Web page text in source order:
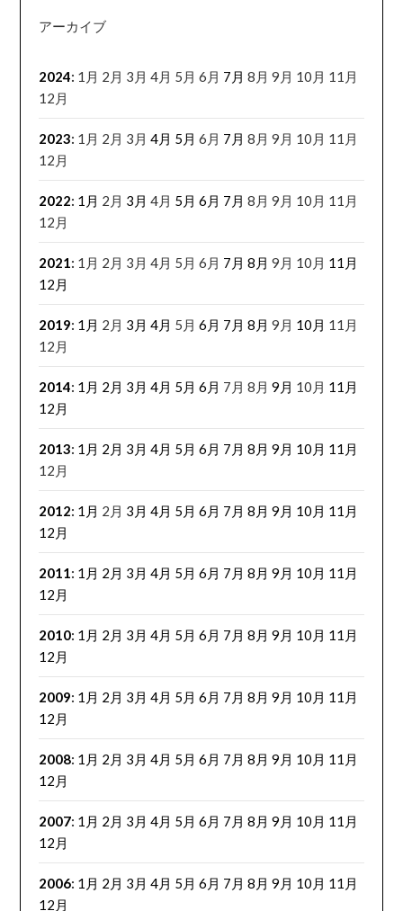
アーカイブ
2024: 1月 2月 3月 4月 5月 6月 7月 8月 9月 10月 11月
12月
2023: 1月 2月 3月 4月 5月 6月 7月 8月 9月 10月 11月
12月
2022: 1月 2月 3月 4月 5月 6月 7月 8月 9月 10月 11月
12月
2021: 1月 2月 3月 4月 5月 6月 7月 8月 9月 10月 11月
12月
2019: 1月 2月 3月 4月 5月 6月 7月 8月 9月 10月 11月
12月
2014: 1月 2月 3月 4月 5月 6月 7月 8月 9月 10月 11月
12月
2013: 1月 2月 3月 4月 5月 6月 7月 8月 9月 10月 11月
12月
2012: 1月 2月 3月 4月 5月 6月 7月 8月 9月 10月 11月
12月
2011: 1月 2月 3月 4月 5月 6月 7月 8月 9月 10月 11月
12月
2010: 1月 2月 3月 4月 5月 6月 7月 8月 9月 10月 11月
12月
2009: 1月 2月 3月 4月 5月 6月 7月 8月 9月 10月 11月
12月
2008: 1月 2月 3月 4月 5月 6月 7月 8月 9月 10月 11月
12月
2007: 1月 2月 3月 4月 5月 6月 7月 8月 9月 10月 11月
12月
2006: 1月 2月 3月 4月 5月 6月 7月 8月 9月 10月 11月
12月